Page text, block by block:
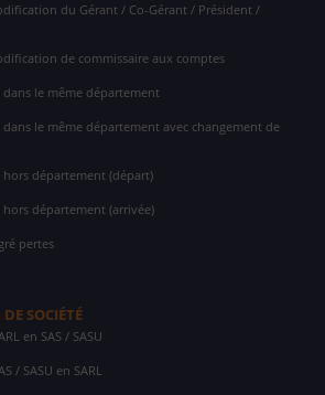
du Gérant / Co-Gérant / Président /
de commissaire aux comptes
dans le même département
le même département avec changement de
hors département (départ)
département (arrivée)
pertes
SOCIÉTÉ
en SAS / SASU
/ SASU en SARL